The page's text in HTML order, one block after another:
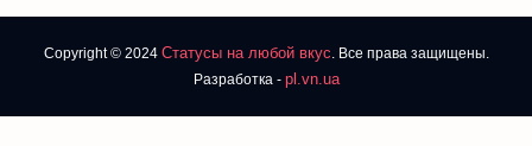
Copyright © 2024 Статусы на любой вкус. Все права защищены.
Разработка - pl.vn.ua